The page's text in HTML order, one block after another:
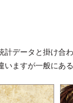
データと掛け合
ますが一般にあ